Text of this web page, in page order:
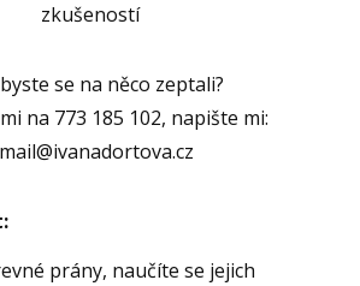
zkušeností
se na něco zeptali?
na 773 185 102, napište mi:
prány, naučíte se jejich